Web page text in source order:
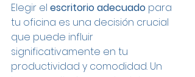
Elegir el escritorio adecuado para
tu oficina es una decisión crucial
que puede influir
significativamente en tu
productividad y comodidad. Un